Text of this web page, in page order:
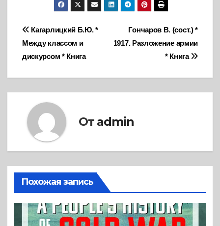
Навигация
по
записям
Гончаров В. (сост.) *
1917. Разложение армии
* Книга
Кагарлицкий Б.Ю. *
Между классом и
дискурсом * Книга
От admin
Похожая запись